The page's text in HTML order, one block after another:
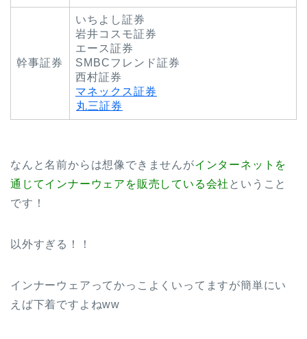
幹事証券
いちよし証券
岩井コスモ証券
エース証券
SMBCフレンド証券
西村証券
マネックス証券
丸三証券
なんと名前からは想像できませんがインターネットを
通じてインナーウェアを販売している会社 ということ
です！
以外すぎる！！
インナーウェアってかっこよくいってますが簡単にい
えば下着ですよねww